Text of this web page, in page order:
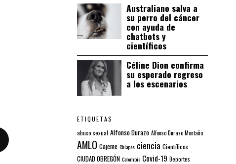
Australiano salva a
su perro del cáncer
con ayuda de
chatbots y
científicos
Céline Dion confirma
su esperado regreso
a los escenarios
ETIQUETAS
abuso sexual Alfonso Durazo Alfonso Durazo Montaño
AMLO Cajeme Chiapas ciencia Científicos
CIUDAD OBREGÓN Colombia Covid-19 Deportes